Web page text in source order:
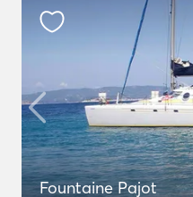
Fountaine Pajot